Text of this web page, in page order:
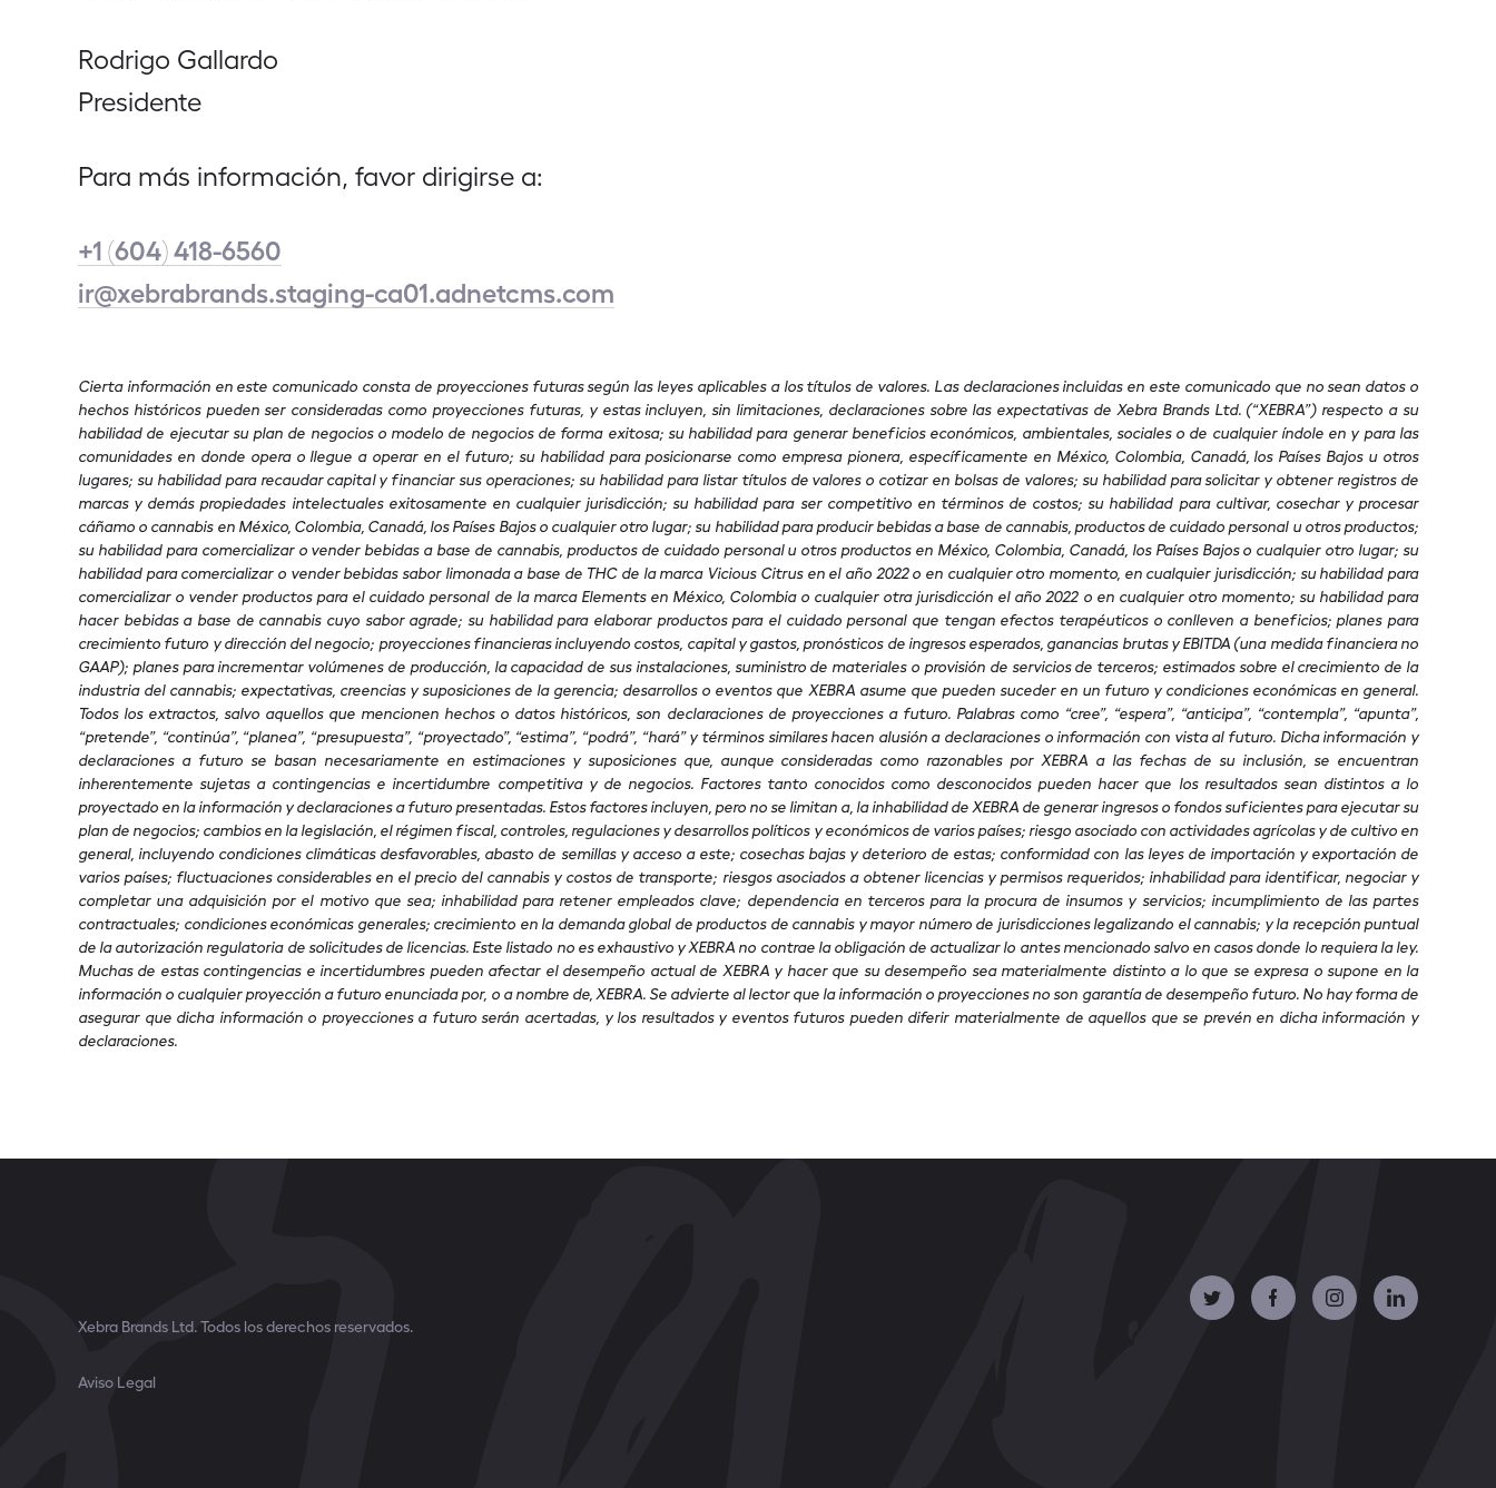
Rodrigo Gallardo
Presidente
Para más información, favor dirigirse a:
+1 (604) 418-6560
ir@xebrabrands.staging-ca01.adnetcms.com
Cierta información en este comunicado consta de proyecciones futuras según las leyes aplicables a los títulos de valores. Las declaraciones incluidas en este comunicado que no sean datos o
hechos históricos pueden ser consideradas como proyecciones futuras, y estas incluyen, sin limitaciones, declaraciones sobre las expectativas de Xebra Brands Ltd. (“XEBRA”) respecto a su
habilidad de ejecutar su plan de negocios o modelo de negocios de forma exitosa; su habilidad para generar beneficios económicos, ambientales, sociales o de cualquier índole en y para las
comunidades en donde opera o llegue a operar en el futuro; su habilidad para posicionarse como empresa pionera, específicamente en México, Colombia, Canadá, los Países Bajos u otros
lugares; su habilidad para recaudar capital y financiar sus operaciones; su habilidad para listar títulos de valores o cotizar en bolsas de valores; su habilidad para solicitar y obtener registros de
marcas y demás propiedades intelectuales exitosamente en cualquier jurisdicción; su habilidad para ser competitivo en términos de costos; su habilidad para cultivar, cosechar y procesar
cáñamo o cannabis en México, Colombia, Canadá, los Países Bajos o cualquier otro lugar; su habilidad para producir bebidas a base de cannabis, productos de cuidado personal u otros productos;
su habilidad para comercializar o vender bebidas a base de cannabis, productos de cuidado personal u otros productos en México, Colombia, Canadá, los Países Bajos o cualquier otro lugar; su
habilidad para comercializar o vender bebidas sabor limonada a base de THC de la marca Vicious Citrus en el año 2022 o en cualquier otro momento, en cualquier jurisdicción; su habilidad para
comercializar o vender productos para el cuidado personal de la marca Elements en México, Colombia o cualquier otra jurisdicción el año 2022 o en cualquier otro momento; su habilidad para
hacer bebidas a base de cannabis cuyo sabor agrade; su habilidad para elaborar productos para el cuidado personal que tengan efectos terapéuticos o conlleven a beneficios; planes para
crecimiento futuro y dirección del negocio; proyecciones financieras incluyendo costos, capital y gastos, pronósticos de ingresos esperados, ganancias brutas y EBITDA (una medida financiera no
GAAP); planes para incrementar volúmenes de producción, la capacidad de sus instalaciones, suministro de materiales o provisión de servicios de terceros; estimados sobre el crecimiento de la
industria del cannabis; expectativas, creencias y suposiciones de la gerencia; desarrollos o eventos que XEBRA asume que pueden suceder en un futuro y condiciones económicas en general.
Todos los extractos, salvo aquellos que mencionen hechos o datos históricos, son declaraciones de proyecciones a futuro. Palabras como “cree”, “espera”, “anticipa”, “contempla”, “apunta”,
“pretende”, “continúa”, “planea”, “presupuesta”, “proyectado”, “estima”, “podrá”, “hará” y términos similares hacen alusión a declaraciones o información con vista al futuro. Dicha información y
declaraciones a futuro se basan necesariamente en estimaciones y suposiciones que, aunque consideradas como razonables por XEBRA a las fechas de su inclusión, se encuentran
inherentemente sujetas a contingencias e incertidumbre competitiva y de negocios. Factores tanto conocidos como desconocidos pueden hacer que los resultados sean distintos a lo
proyectado en la información y declaraciones a futuro presentadas. Estos factores incluyen, pero no se limitan a, la inhabilidad de XEBRA de generar ingresos o fondos suficientes para ejecutar su
plan de negocios; cambios en la legislación, el régimen fiscal, controles, regulaciones y desarrollos políticos y económicos de varios países; riesgo asociado con actividades agrícolas y de cultivo en
general, incluyendo condiciones climáticas desfavorables, abasto de semillas y acceso a este; cosechas bajas y deterioro de estas; conformidad con las leyes de importación y exportación de
varios países; fluctuaciones considerables en el precio del cannabis y costos de transporte; riesgos asociados a obtener licencias y permisos requeridos; inhabilidad para identificar, negociar y
completar una adquisición por el motivo que sea; inhabilidad para retener empleados clave; dependencia en terceros para la procura de insumos y servicios; incumplimiento de las partes
contractuales; condiciones económicas generales; crecimiento en la demanda global de productos de cannabis y mayor número de jurisdicciones legalizando el cannabis; y la recepción puntual
de la autorización regulatoria de solicitudes de licencias. Este listado no es exhaustivo y XEBRA no contrae la obligación de actualizar lo antes mencionado salvo en casos donde lo requiera la ley.
Muchas de estas contingencias e incertidumbres pueden afectar el desempeño actual de XEBRA y hacer que su desempeño sea materialmente distinto a lo que se expresa o supone en la
información o cualquier proyección a futuro enunciada por, o a nombre de, XEBRA. Se advierte al lector que la información o proyecciones no son garantía de desempeño futuro. No hay forma de
asegurar que dicha información o proyecciones a futuro serán acertadas, y los resultados y eventos futuros pueden diferir materialmente de aquellos que se prevén en dicha información y
declaraciones.
Xebra Brands Ltd. Todos los derechos reservados.
Aviso Legal